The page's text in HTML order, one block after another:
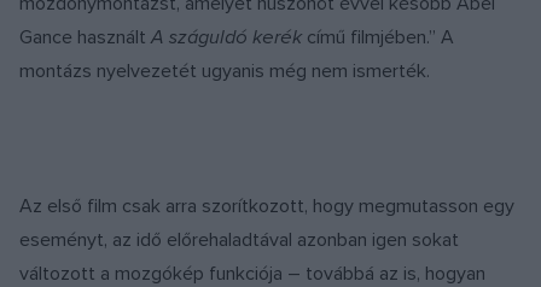
Gance használtA száguldó kerék című filmjében.” A
montázs nyelvezetét ugyanis még nem ismerték.
Az első film csak arra szorítkozott, hogy megmutasson egy
eseményt, az idő előrehaladtával azonban igen sokat
változott a mozgókép funkciója – továbbá az is, hogyan